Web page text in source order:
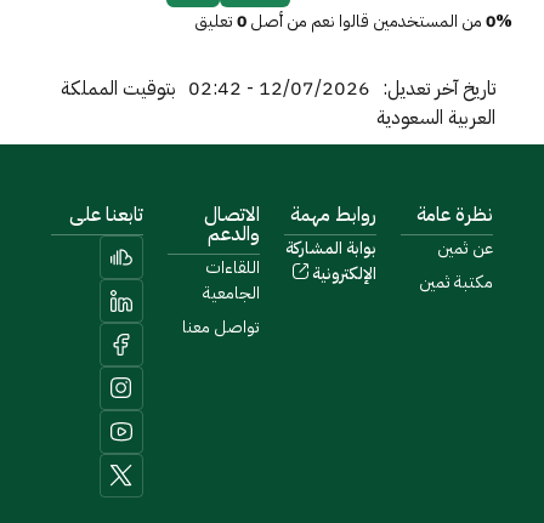
0%من المستخدمين قالوا نعم من أصل0تعليق
تاريخ آخر تعديل: 12/07/2026 - 02:42
بتوقيت المملكة
العربية السعودية
نظرة عامة
عن ثمين
مكتبة ثمين
روابط مهمة
بوابة المشاركة
الإلكترونية
الاتصال
والدعم
اللقاءات
الجامعية
تواصل معنا
تابعنا على